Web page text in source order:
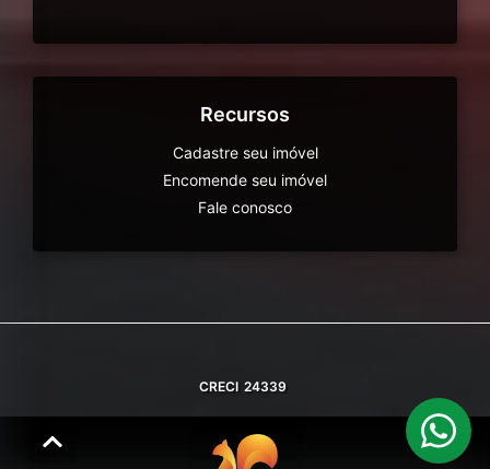
Recursos
Cadastre seu imóvel
Encomende seu imóvel
Fale conosco
CRECI 24339